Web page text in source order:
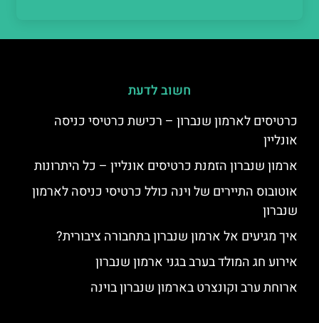
חשוב לדעת
כרטיסים לארמון שנברון – רכישת כרטיסי כניסה
אונליין
ארמון שנברון הזמנת כרטיסים אונליין – כל היתרונות
אוטובוס התיירים של וינה כולל כרטיסי כניסה לארמון
שנברון
איך מגיעים אל ארמון שנברון בתחבורה ציבורית?
אירוע חג המולד בערב בגני ארמון שנברון
ארוחת ערב וקונצרט בארמון שנברון בוינה